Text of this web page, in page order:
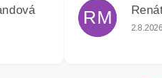
je 5 z 5 hvězdiček.
RM 2.8.2026